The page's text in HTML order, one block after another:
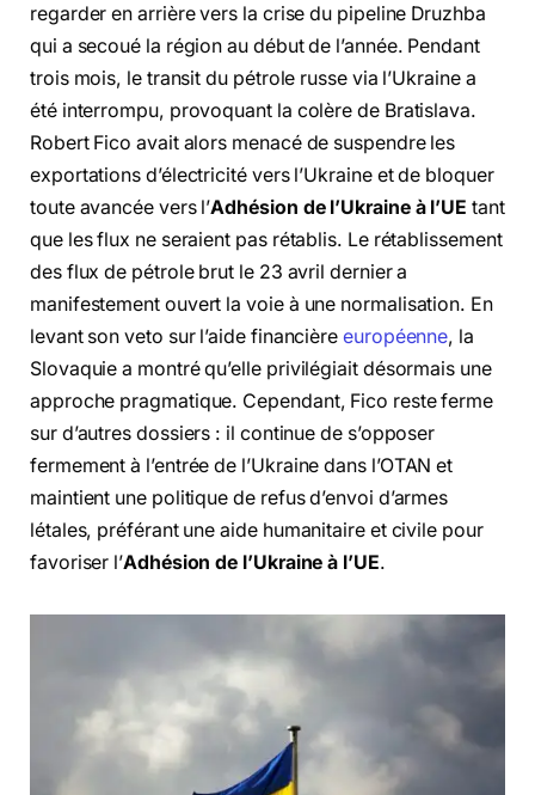
regarder en arrière vers la crise du pipeline Druzhba
qui a secoué la région au début de l’année. Pendant
trois mois, le transit du pétrole russe via l’Ukraine a
été interrompu, provoquant la colère de Bratislava.
Robert Fico avait alors menacé de suspendre les
exportations d’électricité vers l’Ukraine et de bloquer
toute avancée vers l’Adhésion de l’Ukraine à l’UE tant
que les flux ne seraient pas rétablis. Le rétablissement
des flux de pétrole brut le 23 avril dernier a
manifestement ouvert la voie à une normalisation. En
levant son veto sur l’aide financière européenne, la
Slovaquie a montré qu’elle privilégiait désormais une
approche pragmatique. Cependant, Fico reste ferme
sur d’autres dossiers : il continue de s’opposer
fermement à l’entrée de l’Ukraine dans l’OTAN et
maintient une politique de refus d’envoi d’armes
létales, préférant une aide humanitaire et civile pour
favoriser l’Adhésion de l’Ukraine à l’UE.